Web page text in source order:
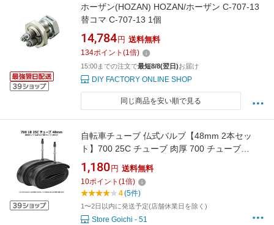
ホーザン(HOZAN) HOZAN/ホーザン C-707-13
替コマ C-707-13 1個
14,784 円 送料無料
134ポイント (1倍)
15:00までの注文で最短8/8(翌日)お届け
DIY FACTORY ONLINE SHOP
同じ商品を安い順で見る
自転車チューブ 仏式バルブ【48mm 2本セッ
ト】700 25C チューブ 肉厚 700 チューブ
700x18c/23c/25cの自転車に適用 ロードバイク
やクロスバイクに 折りたたみタイプ 高品質ブ
チルゴム製 タイヤのトラブル対策に常備 高気
密性 現場で修理 DIY 費用削減 節約 メンテナン
ス
1,180 円 送料無料
10ポイント (1倍)
4(5件)
1〜2日以内に発送予定(店舗休業日を除く)
Store Goichi - 51